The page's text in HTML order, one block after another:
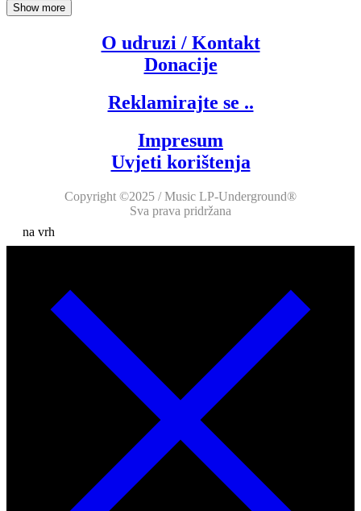
Show more
O udruzi / Kontakt
Donacije
Reklamirajte se ..
Impresum
Uvjeti korištenja
Copyright ©2025 / Music LP-Underground®
Sva prava pridržana
na vrh